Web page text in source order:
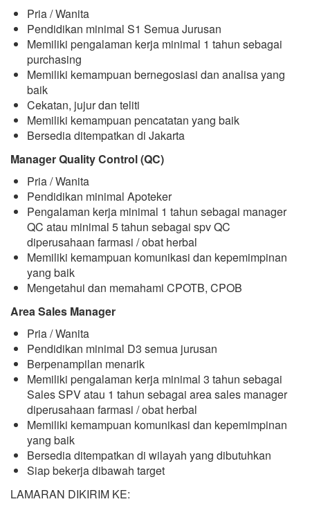
Pria / Wanita
Pendidikan minimal S1 Semua Jurusan
Memiliki pengalaman kerja minimal 1 tahun sebagai
purchasing
Memiliki kemampuan bernegosiasi dan analisa yang
baik
Cekatan, jujur dan teliti
Memiliki kemampuan pencatatan yang baik
Bersedia ditempatkan di Jakarta
Manager Quality Control (QC)
Pria / Wanita
Pendidikan minimal Apoteker
Pengalaman kerja minimal 1 tahun sebagai manager
QC atau minimal 5 tahun sebagai spv QC
diperusahaan farmasi / obat herbal
Memiliki kemampuan komunikasi dan kepemimpinan
yang baik
Mengetahui dan memahami CPOTB, CPOB
Area Sales Manager
Pria / Wanita
Pendidikan minimal D3 semua jurusan
Berpenampilan menarik
Memiliki pengalaman kerja minimal 3 tahun sebagai
Sales SPV atau 1 tahun sebagai area sales manager
diperusahaan farmasi / obat herbal
Memiliki kemampuan komunikasi dan kepemimpinan
yang baik
Bersedia ditempatkan di wilayah yang dibutuhkan
Siap bekerja dibawah target
LAMARAN DIKIRIM KE: